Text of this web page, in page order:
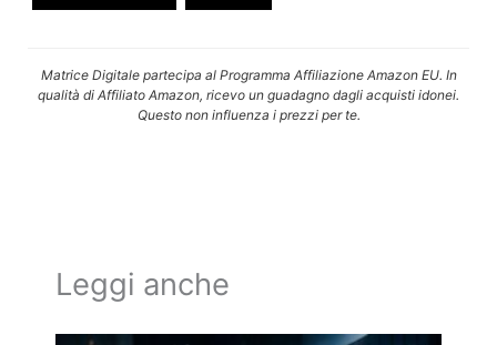
Matrice Digitale partecipa al Programma Affiliazione Amazon EU. In
qualità di Affiliato Amazon, ricevo un guadagno dagli acquisti idonei.
Questo non influenza i prezzi per te.
Leggi anche